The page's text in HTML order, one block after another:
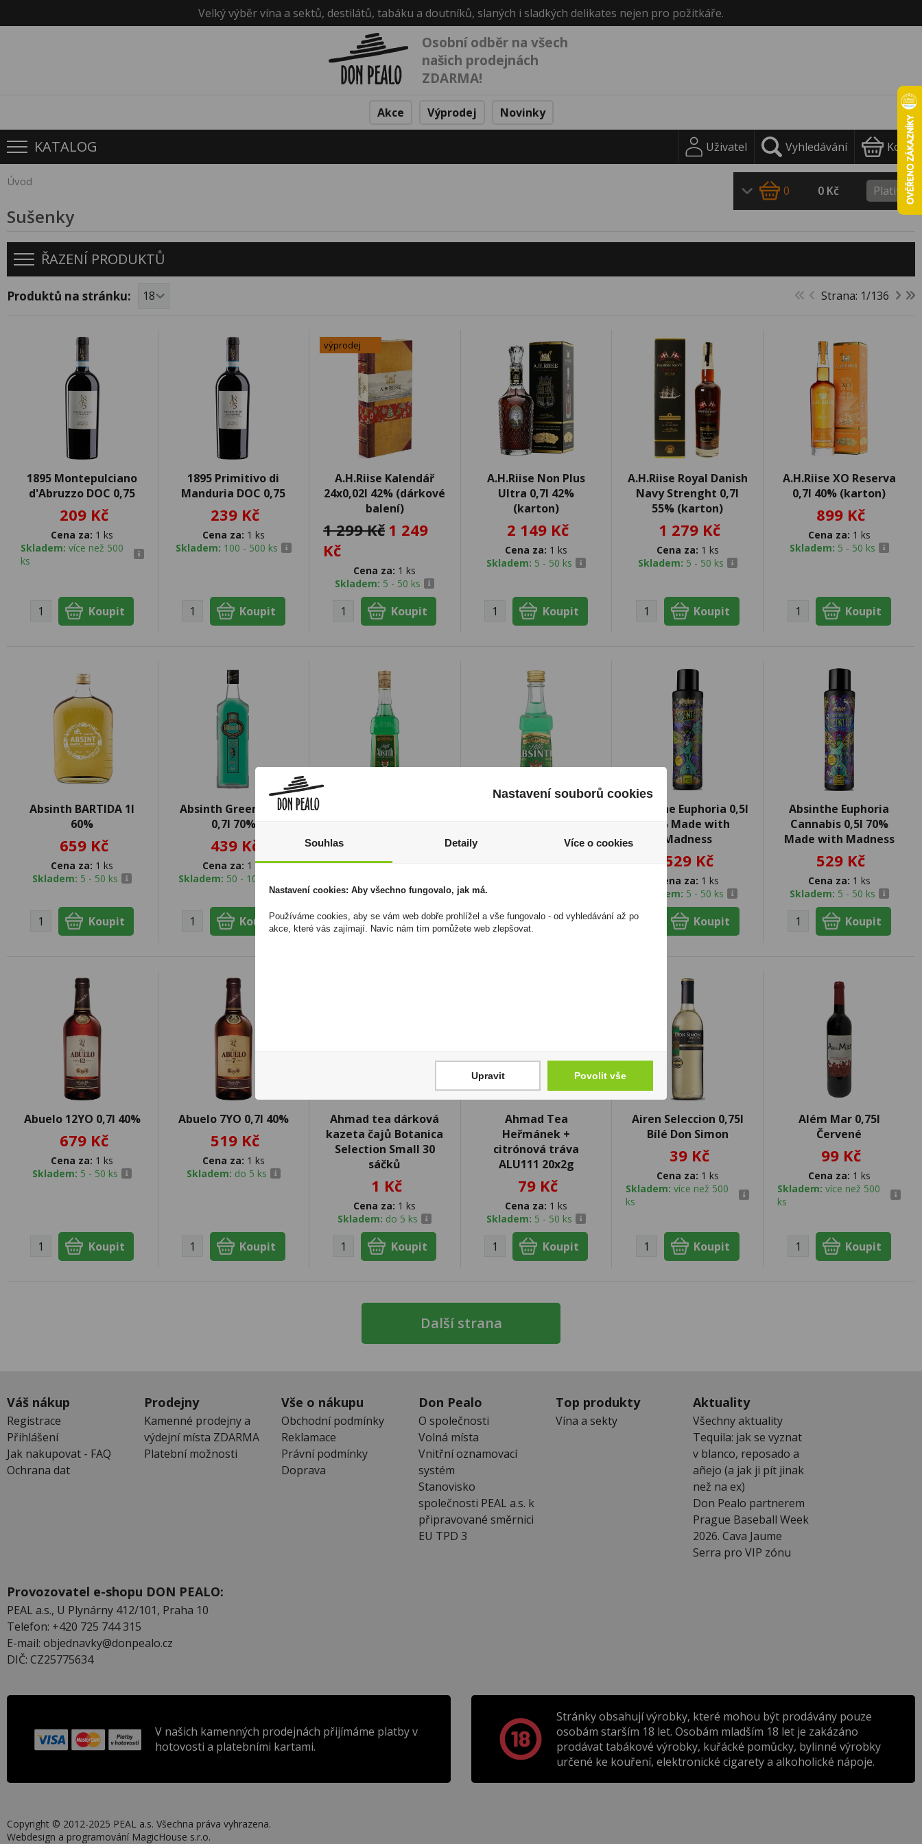
Velký výběr vína a sektů, destilátů, tabáku a doutníků, slaných i sladkých delikates nejen pro požitkáře.
Osobní odběr na všech
našich prodejnách
ZDARMA!
Akce Výprodej Novinky
KATALOG Uživatel Vyhledávání Košík
Úvod
Sušenky
ŘAZENÍ PRODUKTŮ
Produktů na stránku: Strana: 1/136
1895 Montepulciano
d'Abruzzo DOC 0,75
209 Kč
Cena za: 1 ks
Skladem: více než 500
ks
1895 Primitivo di
Manduria DOC 0,75
239 Kč
Cena za: 1 ks
Skladem: 100 - 500 ks
výprodej
A.H.Riise Kalendář
24x0,02l 42% (dárkové
balení)
1 299 Kč 1 249
Kč
Cena za: 1 ks
Skladem: 5 - 50 ks
A.H.Riise Non Plus
Ultra 0,7l 42%
(karton)
2 149 Kč
Cena za: 1 ks
Skladem: 5 - 50 ks
A.H.Riise Royal Danish
Navy Strenght 0,7l
55% (karton)
1 279 Kč
Cena za: 1 ks
Skladem: 5 - 50 ks
A.H.Riise XO Reserva
0,7l 40% (karton)
899 Kč
Cena za: 1 ks
Skladem: 5 - 50 ks
Absinth BARTIDA 1l
60%
659 Kč
Cena za: 1 ks
Skladem: 5 - 50 ks
Absinth Green Tree
0,7l 70%
439 Kč
Cena za: 1 ks
Skladem: 50 - 100 ks
Skladem:5 - 50 ks
Absinthe Euphoria 0,5l
70% Made with
Madness
529 Kč
Cena za: 1 ks
Skladem: 5 - 50 ks
Absinthe Euphoria
Cannabis 0,5l 70%
Made with Madness
529 Kč
Cena za: 1 ks
Skladem: 5 - 50 ks
Abuelo 12YO 0,7l 40%
679 Kč
Cena za: 1 ks
Skladem: 5 - 50 ks
Abuelo 7YO 0,7l 40%
519 Kč
Cena za: 1 ks
Skladem: do 5 ks
Ahmad tea dárková
kazeta čajů Botanica
Selection Small 30
sáčků
1 Kč
Cena za: 1 ks
Skladem: do 5 ks
Ahmad Tea
Heřmánek +
citrónová tráva
ALU111 20x2g
79 Kč
Cena za: 1 ks
Skladem: 5 - 50 ks
Airen Seleccion 0,75l
Bílé Don Simon
39 Kč
Cena za: 1 ks
Skladem:více než 500
ks
Além Mar 0,75l
Červené
99 Kč
Cena za: 1 ks
Skladem: více než 500
ks
Další strana
0 0 Kč Platit
Váš nákup
Registrace
Přihlášení
Jak nakupovat - FAQ
Ochrana dat
Prodejny
Kamenné prodejny a
výdejní místa ZDARMA
Platební možnosti
Vše o nákupu
Obchodní podmínky
Reklamace
Právní podmínky
Doprava
Don Pealo
O společnosti
Volná místa
Vnitřní oznamovací
systém
Stanovisko
společnosti PEAL a.s. k
připravované směrnici
EU TPD 3
Top produkty
Vína a sekty
Aktuality
Všechny aktuality
Tequila: jak se vyznat
v blanco, reposado a
añejo (a jak ji pít jinak
než na ex)
Don Pealo partnerem
Prague Baseball Week
2026. Cava Jaume
Serra pro VIP zónu
Provozovatel e-shopu DON PEALO:
PEAL a.s., U Plynárny 412/101, Praha 10
Telefon: +420 725 744 315
E-mail: objednavky@donpealo.cz
DIČ: CZ25775634
V našich kamenných prodejnách přijímáme platby v
hotovosti a platebními kartami.
Stránky obsahují výrobky, které mohou být prodávány pouze
osobám starším 18 let. Osobám mladším 18 let je zakázáno
prodávat tabákové výrobky, kuřácké pomůcky, bylinné výrobky
určené ke kouření, elektronické cigarety a alkoholické nápoje.
Copyright © 2012-2025 PEAL a.s. Všechna práva vyhrazena.
Webdesign a programování MagicHouse s.r.o.
Nastavení souborů cookies
Souhlas Detaily Více o cookies
Nastavení cookies: Aby všechno fungovalo, jak má.
Používáme cookies, aby se vám web dobře prohlížel a vše fungovalo - od vyhledávání až po
akce, které vás zajímají. Navíc nám tím pomůžete web zlepšovat.
Upravit Povolit vše